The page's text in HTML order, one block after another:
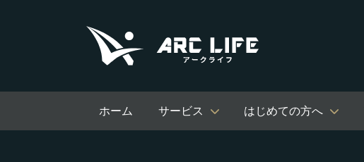
ホーム サービス はじめての方へ